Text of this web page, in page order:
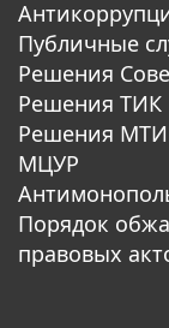
Публичные
Решения
Решения ТИК
Решения
МЦУР
Порядок
правовых